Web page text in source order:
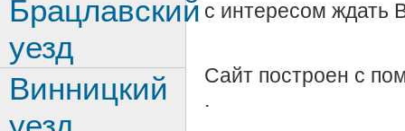
с интересом ждать
Сайт построен с
.
Брацлавский
уезд
Винницкий